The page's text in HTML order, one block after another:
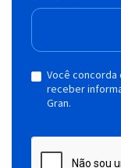
Você concorda
receber
Gran.